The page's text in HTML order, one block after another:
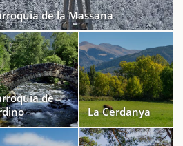
de la Massana
de
La Cerdanya